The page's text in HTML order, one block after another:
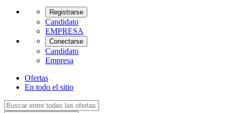
Registrarse
Candidato
EMPRESA
Conectarse
Candidato
Empresa
Ofertas
En todo el sitio